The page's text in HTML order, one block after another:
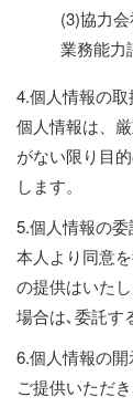
(3)協力
業務能力
4.個人情報の取
個人情報は、
がない限り目
します。
5.個人情報の
本人より同意
の提供はいた
場合は､委託す
6.個人情報の
ご提供いただ